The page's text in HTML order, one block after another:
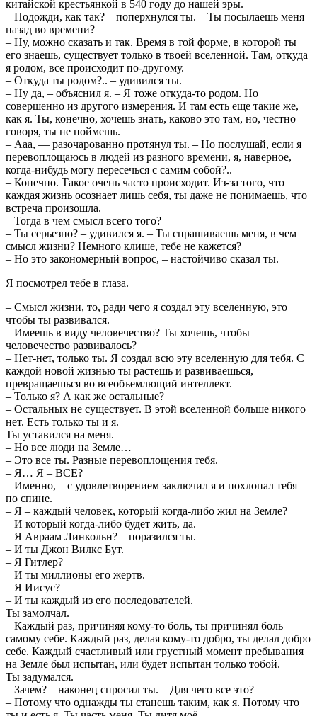
китайской крестьянкой в 540 году до нашей эры.
– Подожди, как так? – поперхнулся ты. – Ты посылаешь меня
назад во времени?
– Ну, можно сказать и так. Время в той форме, в которой ты
его знаешь, существует только в твоей вселенной. Там, откуда
я родом, все происходит по-другому.
– Откуда ты родом?.. – удивился ты.
– Ну да, – объяснил я. – Я тоже откуда-то родом. Но
совершенно из другого измерения. И там есть еще такие же,
как я. Ты, конечно, хочешь знать, каково это там, но, честно
говоря, ты не поймешь.
– Ааа, — разочарованно протянул ты. – Но послушай, если я
перевоплощаюсь в людей из разного времени, я, наверное,
когда-нибудь могу пересечься с самим собой?..
– Конечно. Такое очень часто происходит. Из-за того, что
каждая жизнь осознает лишь себя, ты даже не понимаешь, что
встреча произошла.
– Тогда в чем смысл всего того?
– Ты серьезно? – удивился я. – Ты спрашиваешь меня, в чем
смысл жизни? Немного клише, тебе не кажется?
– Но это закономерный вопрос, – настойчиво сказал ты.
Я посмотрел тебе в глаза.
– Смысл жизни, то, ради чего я создал эту вселенную, это
чтобы ты развивался.
– Имеешь в виду человечество? Ты хочешь, чтобы
человечество развивалось?
– Нет-нет, только ты. Я создал всю эту вселенную для тебя. С
каждой новой жизнью ты растешь и развиваешься,
превращаешься во всеобъемлющий интеллект.
– Только я? А как же остальные?
– Остальных не существует. В этой вселенной больше никого
нет. Есть только ты и я.
Ты уставился на меня.
– Но все люди на Земле…
– Это все ты. Разные перевоплощения тебя.
– Я… Я – ВСЕ?
– Именно, – с удовлетворением заключил я и похлопал тебя
по спине.
– Я – каждый человек, который когда-либо жил на Земле?
– И который когда-либо будет жить, да.
– Я Авраам Линкольн? – поразился ты.
– И ты Джон Вилкс Бут.
– Я Гитлер?
– И ты миллионы его жертв.
– Я Иисус?
– И ты каждый из его последователей.
Ты замолчал.
– Каждый раз, причиняя кому-то боль, ты причинял боль
самому себе. Каждый раз, делая кому-то добро, ты делал добро
себе. Каждый счастливый или грустный момент пребывания
на Земле был испытан, или будет испытан только тобой.
Ты задумался.
– Зачем? – наконец спросил ты. – Для чего все это?
– Потому что однажды ты станешь таким, как я. Потому что